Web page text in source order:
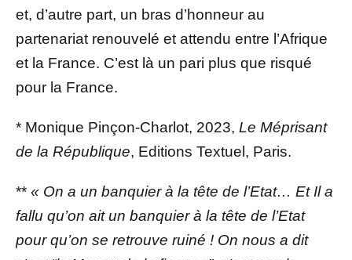
et, d’autre part, un bras d’honneur au
partenariat renouvelé et attendu entre l’Afrique
et la France. C’est là un pari plus que risqué
pour la France.
* Monique Pinçon-Charlot, 2023, Le Méprisant
de la République, Editions Textuel, Paris.
** « On a un banquier à la tête de l’Etat… Et Il a
fallu qu’on ait un banquier à la tête de l’Etat
pour qu’on se retrouve ruiné ! On nous a dit